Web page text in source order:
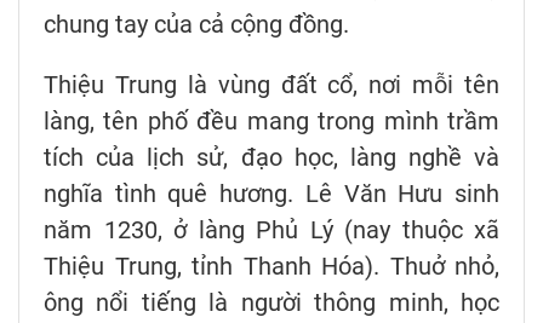
chung tay của cả cộng đồng.
Thiệu Trung là vùng đất cổ, nơi mỗi tên
làng, tên phố đều mang trong mình trầm
tích của lịch sử, đạo học, làng nghề và
nghĩa tình quê hương. Lê Văn Hưu sinh
năm 1230, ở làng Phủ Lý (nay thuộc xã
Thiệu Trung, tỉnh Thanh Hóa). Thuở nhỏ,
ông nổi tiếng là người thông minh, học